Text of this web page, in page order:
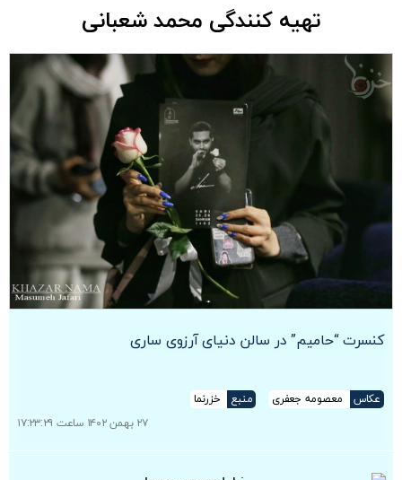
تهیه کنندگی محمد شعبانی
کنسرت “حامیم” در سالن دنیای آرزوی ساری
عکاس معصومه جعفری منبع
خزرنما
۲۷ بهمن ۱۴۰۲ ساعت ۱۷:۲۳:۲۹